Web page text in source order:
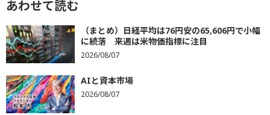
あわせて読む
（まとめ）日経平均は76円安の65,606円で小幅
に続落 来週は米物価指標に注目
2026/08/07
AIと資本市場
2026/08/07